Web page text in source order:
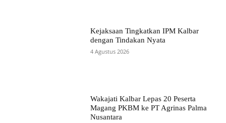
Kejaksaan Tingkatkan IPM Kalbar
dengan Tindakan Nyata
4 Agustus 2026
Wakajati Kalbar Lepas 20 Peserta
Magang PKBM ke PT Agrinas Palma
Nusantara